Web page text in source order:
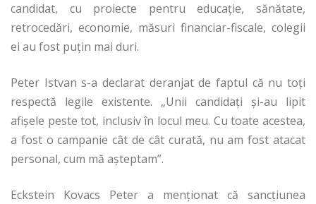
candidat, cu proiecte pentru educație, sănătate,
retrocedări, economie, măsuri financiar-fiscale, colegii
ei au fost puțin mai duri.
Peter Istvan s-a declarat deranjat de faptul că nu toți
respectă legile existente. „Unii candidați și-au lipit
afișele peste tot, inclusiv în locul meu. Cu toate acestea,
a fost o campanie cât de cât curată, nu am fost atacat
personal, cum mă așteptam”.
Eckstein Kovacs Peter a menționat că sancțiunea